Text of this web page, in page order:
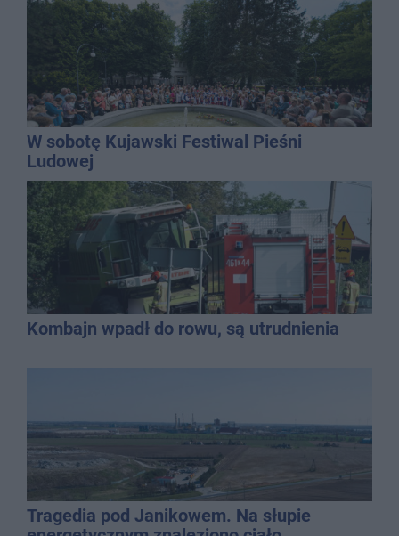
W sobotę Kujawski Festiwal Pieśni
Ludowej
Kombajn wpadł do rowu, są utrudnienia
Tragedia pod Janikowem. Na słupie